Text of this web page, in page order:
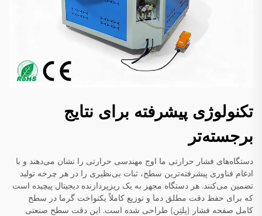
تکنولوژی پیشرفته برای نتایج
برجسته‌تر
دستگاه‌های فشار حرارتی ما اوج مهندسی حرارتی را نشان می‌دهند و با
ادغام فناوری پیشرفته‌ترین سطح، ثبات بی‌نظیری را در هر چرخه تولید
تضمین می‌کنند. هر دستگاه مجهز به یک ریزپردازنده دیجیتال پیچیده است
که برای حفظ دقت مطلق دما و توزیع کاملاً یکنواخت گرما در سطح
کامل صفحه فشار (پلتِن) طراحی شده است. این دقت سطح صنعتی